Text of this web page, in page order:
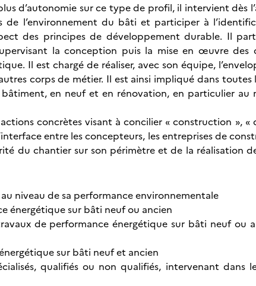
d’autonomie sur ce type de profil, il intervient dès
l’environnement du bâti et participer à
des principes de développement durable. Il
la conception puis la mise en œuvre des
Il est chargé de réaliser, avec son équipe,
corps de métier. Il est ainsi impliqué dans toutes
en neuf et en rénovation, en particulier au
concrètes visant à concilier « construction », «
entre les concepteurs, les entreprises de
du chantier sur son périmètre et de la réalisation
niveau de sa performance environnementale
énergétique sur bâti neuf ou ancien
de performance énergétique sur bâti neuf ou
sur bâti neuf et ancien
qualifiés ou non qualifiés, intervenant dans